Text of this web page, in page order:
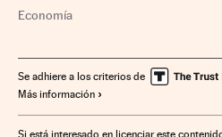
Economía
Se adhiere a los criterios de
Más información
Si está interesado en licenciar este